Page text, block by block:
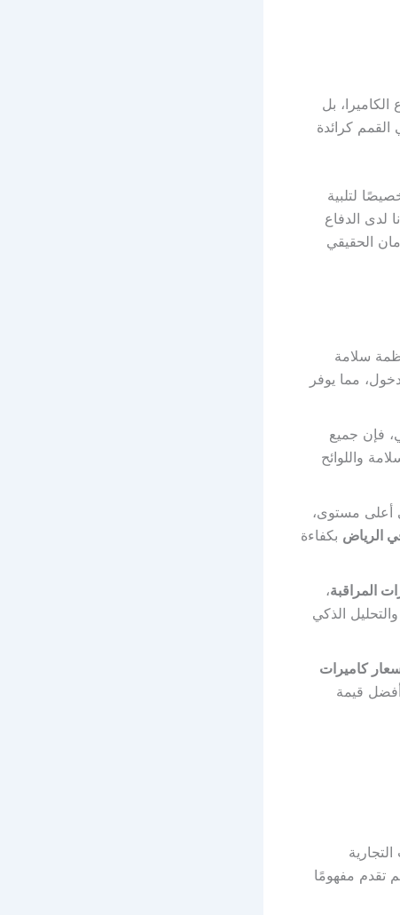
بل
كرائدة
لتلبية
لدى الدفاع
الحقيقي
سلامة
مما يوفر
فإن جميع
واللوائح
أعلى مستوى،
الرياض بكفاءة
المراقبة،
الذكي
كاميرات
قيمة
تقدم مفهومًا